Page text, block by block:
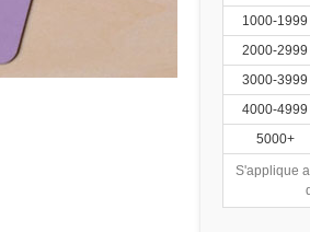
1000-1999
2000-2999
3000-3999
4000-4999
5000+
S'applique